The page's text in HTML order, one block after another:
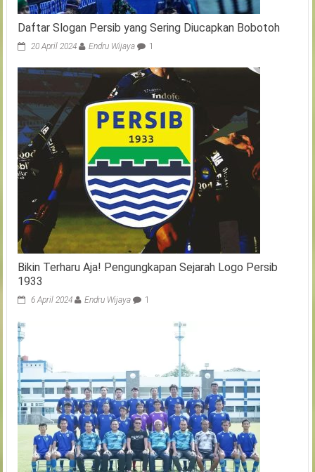
Daftar Slogan Persib yang Sering Diucapkan Bobotoh
20 April 2024 Endru Wijaya 1
Bikin Terharu Aja! Pengungkapan Sejarah Logo Persib
1933
6 April 2024 Endru Wijaya 1